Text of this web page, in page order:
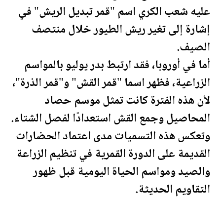
عليه شعب الكري اسم "قمر تبديل الريش" في
إشارة إلى تغير ريش الطيور خلال منتصف
الصيف.
أما في أوروبا، فقد ارتبط بدر يوليو بالمواسم
الزراعية، فظهر اسما "قمر القش" و"قمر الذرة"،
لأن هذه الفترة كانت تمثل موسم حصاد
المحاصيل وجمع القش استعدادًا لفصل الشتاء.
وتعكس هذه التسميات مدى اعتماد الحضارات
القديمة على الدورة القمرية في تنظيم الزراعة
والصيد ومواسم الحياة اليوميةقبل ظهور
التقاويمالحديثة.